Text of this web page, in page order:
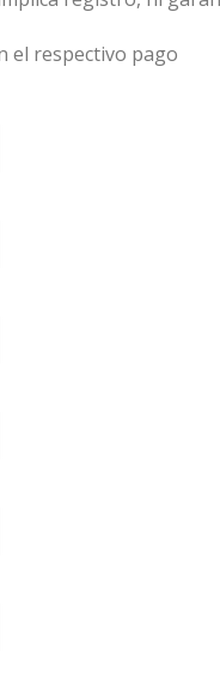
el respectivo pago